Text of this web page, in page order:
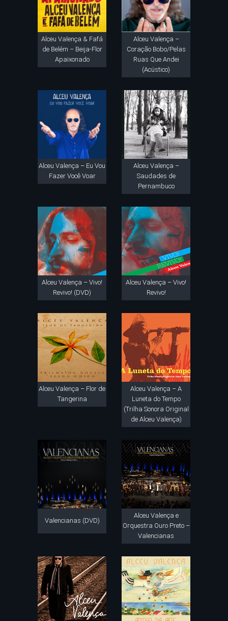
Alceu Valença & Fafá
de Belém – Beija-Flor
Apaixonado
Alceu Valença –
Coração Bobo/Pelas
Ruas Que Andei
(Acústico)
Alceu Valença – Eu Vou
Fazer Você Voar
Alceu Valença –
Saudades de
Pernambuco
Alceu Valença – Vivo!
Revivo! (DVD)
Alceu Valença – Vivo!
Revivo!
Alceu Valença – Flor de
Tangerina
Alceu Valença – A
Luneta do Tempo
(Trilha Sonora Original
de Alceu Valença)
Valencianas (DVD)
Alceu Valença e
Orquestra Ouro Preto –
Valencianas